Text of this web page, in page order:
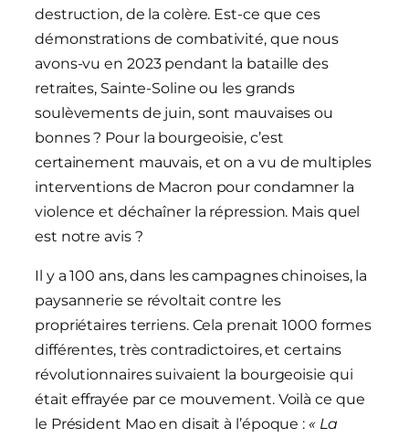
destruction, de la colère. Est-ce que ces
démonstrations de combativité, que nous
avons-vu en 2023 pendant la bataille des
retraites, Sainte-Soline ou les grands
soulèvements de juin, sont mauvaises ou
bonnes ? Pour la bourgeoisie, c’est
certainement mauvais, et on a vu de multiples
interventions de Macron pour condamner la
violence et déchaîner la répression. Mais quel
est notre avis ?
Il y a 100 ans, dans les campagnes chinoises, la
paysannerie se révoltait contre les
propriétaires terriens. Cela prenait 1000 formes
différentes, très contradictoires, et certains
révolutionnaires suivaient la bourgeoisie qui
était effrayée par ce mouvement. Voilà ce que
le Président Mao en disait à l’époque : « La